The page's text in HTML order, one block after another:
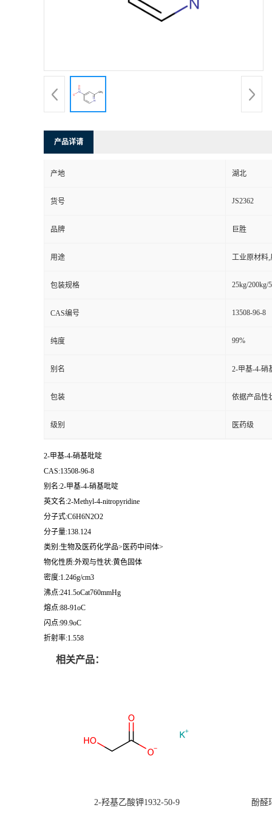
产品详请
产地 湖北
货号 JS2362
品牌 巨胜
用途 工业原材料
包装规格 25kg/200kg/
CAS编号 13508-96-8
纯度 99%
别名 2-甲基-4-硝
包装 依据产品性
级别 医药级
2-甲基-4-硝基吡啶
CAS:13508-96-8
别名:2-甲基-4-硝基吡啶
英文名:2-Methyl-4-nitropyridine
分子式:C6H6N2O2
分子量:138.124
类别:生物及医药化学品>医药中间体>
物化性质:外观与性状:黄色固体
密度:1.246g/cm3
沸点:241.5oCat760mmHg
熔点:88-91oC
闪点:99.9oC
折射率:1.558
相关产品：
2-羟基乙酸钾1932-50-9 酚醛